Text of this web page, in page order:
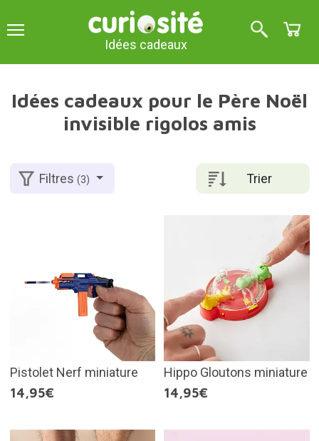
Idées cadeaux
Idées cadeaux pour le Père Noël
invisible rigolos amis
Trier
Filtres(3)
Pistolet Nerf miniature
14,95€
Hippo Gloutons miniature
14,95€